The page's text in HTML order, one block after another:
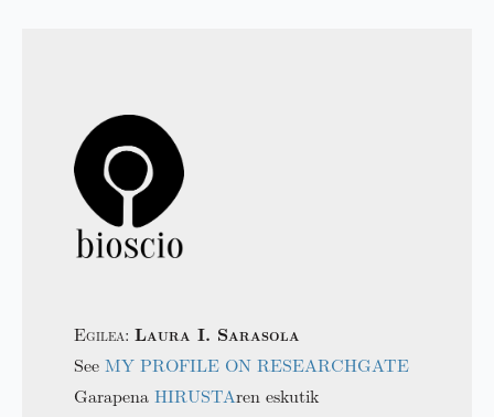
Egilea: Laura I. Sarasola
See MY PROFILE ON RESEARCHGATE
Garapena HIRUSTAren eskutik